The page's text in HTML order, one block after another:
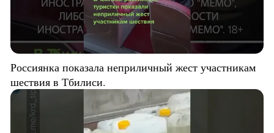
Россиянка показала неприличный жест участникам
шествия в Тбилиси.